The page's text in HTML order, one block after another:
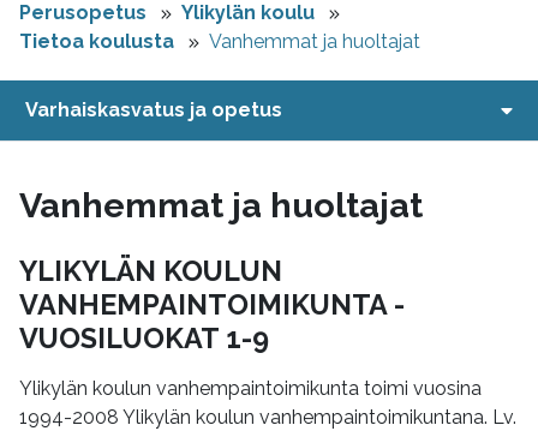
Perusopetus
Ylikylän koulu
Tietoa koulusta
Vanhemmat ja huoltajat
Varhaiskasvatus ja opetus
Vanhemmat ja huoltajat
YLIKYLÄN KOULUN
VANHEMPAINTOIMIKUNTA -
VUOSILUOKAT 1-9
Ylikylän koulun vanhempaintoimikunta toimi vuosina
1994-2008 Ylikylän koulun vanhempaintoimikuntana. Lv.